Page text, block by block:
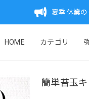
夏季休業
HOME カテゴリ
簡単苔玉キ